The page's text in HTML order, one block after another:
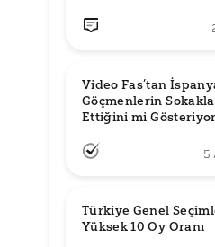
Video Fas’tan
Göçmenlerin
Ettiğini mi
5
Türkiye Genel
Yüksek 10 Oy Oranı